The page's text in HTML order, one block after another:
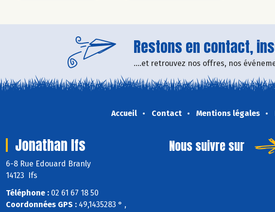
Restons en contact,
....et retrouvez nos offres, nos
Accueil Contact Mentions légales
Jonathan Ifs
6-8 Rue Edouard Branly
14123 Ifs
Téléphone : 02 61 67 18 50
Coordonnées GPS : 49,1435283 ° ,
Nous suivre sur